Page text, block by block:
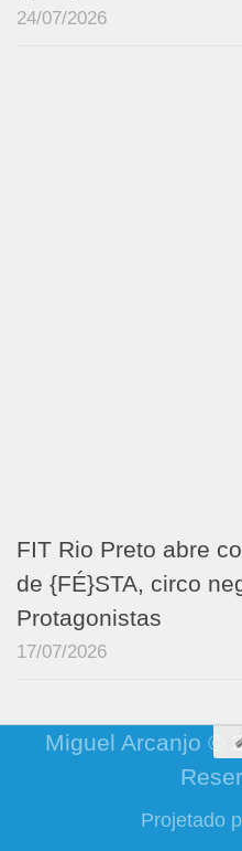
24/07/2026
FIT Rio Preto abre
de {FÉ}STA, circo
Protagonistas
17/07/2026
Miguel Arcanjo ©
Projetado